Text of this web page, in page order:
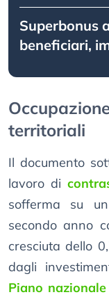
Superbonus
beneficiari,
territoriali
Il documento
lavoro di
sofferma su
secondo anno
cresciuta dello
dagli
Piano